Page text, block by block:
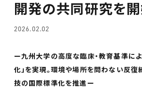
Contact
News
Privacy Policy
開発の共同研究を
2026.02.02
ー九州大学の高度な臨床・教育基準によ
化」を実現。環境や場所を問わない反復
技の国際標準化を推進ー